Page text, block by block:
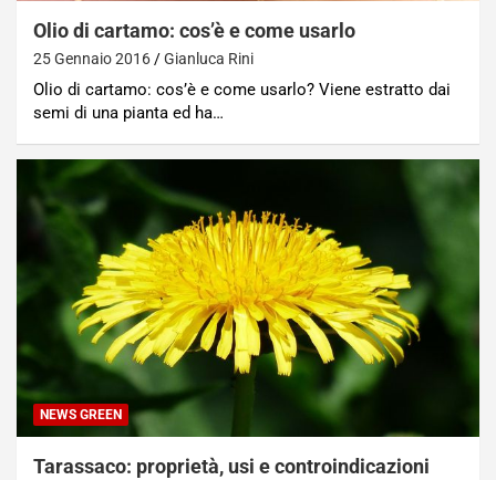
Olio di cartamo: cos’è e come usarlo
25 Gennaio 2016 Gianluca Rini
Olio di cartamo: cos’è e come usarlo? Viene estratto dai
semi di una pianta ed ha…
NEWS GREEN
Tarassaco: proprietà, usi e controindicazioni